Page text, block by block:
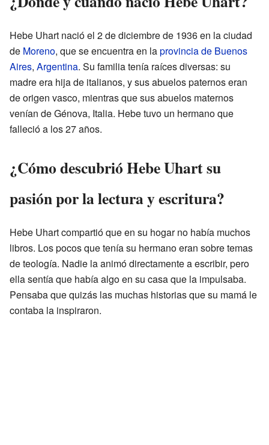
Hebe Uhart nació el 2 de diciembre de 1936 en la ciudad
de Moreno, que se encuentra en laprovincia de Buenos
Aires, Argentina. Su familia tenía raíces diversas: su
madre era hija de italianos, y sus abuelos paternos eran
de origen vasco, mientras que sus abuelos maternos
venían de Génova, Italia. Hebe tuvo un hermano que
falleció a los 27 años.
¿Cómo descubrió Hebe Uhart su
pasión por la lectura y escritura?
Hebe Uhart compartió que en su hogar no había muchos
libros. Los pocos que tenía su hermano eran sobre temas
de teología. Nadie la animó directamente a escribir, pero
ella sentía que había algo en su casa que la impulsaba.
Pensaba que quizás las muchas historias que su mamá le
contaba la inspiraron.